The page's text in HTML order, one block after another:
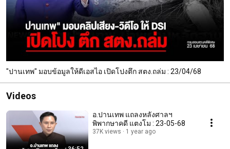
"ปานเทพ" มอบข้อมูลให้ดีเอสไอ เปิดโปงตึก สตง.ถล่ม : 23/04/68
Videos
อ.ปานเทพ แถลงหลังศาลฯ
พิพากษาคดี แตงโม : 23-05-68
37K views 1 year ago